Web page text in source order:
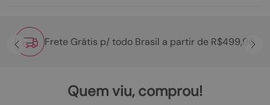
Frete Grátis p/ todo Brasil a partir de R$499,90
Quem viu, comprou!